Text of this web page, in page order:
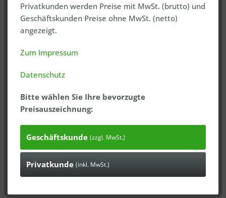
KriBa® WASTEBASKET FIRE
Papierkorbbrand realistisch vermitteln, richtige
Löschtechnik erlernen Das Modul dient auch als Träger
Brennender Abfallbehälter = häufigste Ursache für
Entstehungsbrände Einfach...
1.188,81 € *
In den Warenkorb
Privatkunden werden Preise mit MwSt. (brutto) und
Geschäftskunden Preise ohne MwSt. (netto)
angezeigt.
Zum Impressum
Datenschutz
Bitte wählen Sie Ihre bevorzugte
Preisauszeichnung:
Geschäftskunde (zzgl. MwSt.)
Privatkunde (inkl. MwSt.)